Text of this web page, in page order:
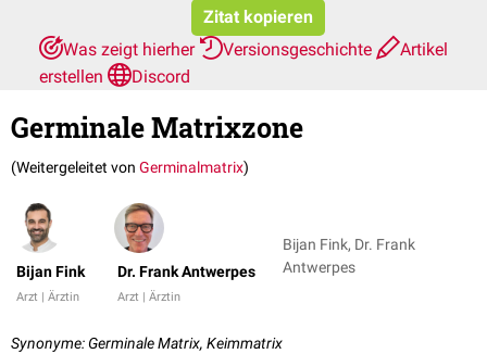
Zitat kopieren
Was zeigt hierher
Versionsgeschichte
Artikel
erstellen
Discord
Germinale Matrixzone
(Weitergeleitet von Germinalmatrix)
Bijan Fink
Arzt | Ärztin
Dr. Frank Antwerpes
Arzt | Ärztin
Bijan Fink, Dr. Frank
Antwerpes
Synonyme: Germinale Matrix, Keimmatrix